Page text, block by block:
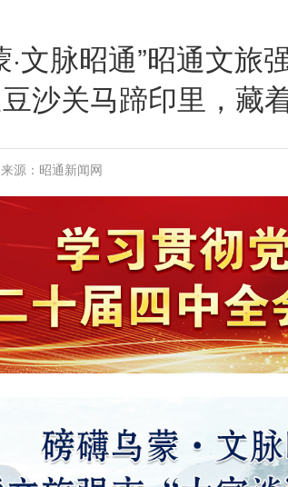
·文脉昭通”昭通文旅
沙关马蹄印里，藏
来源：昭通新闻网